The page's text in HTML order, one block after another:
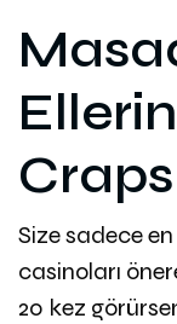
Size sadece
casinoları
20 kez